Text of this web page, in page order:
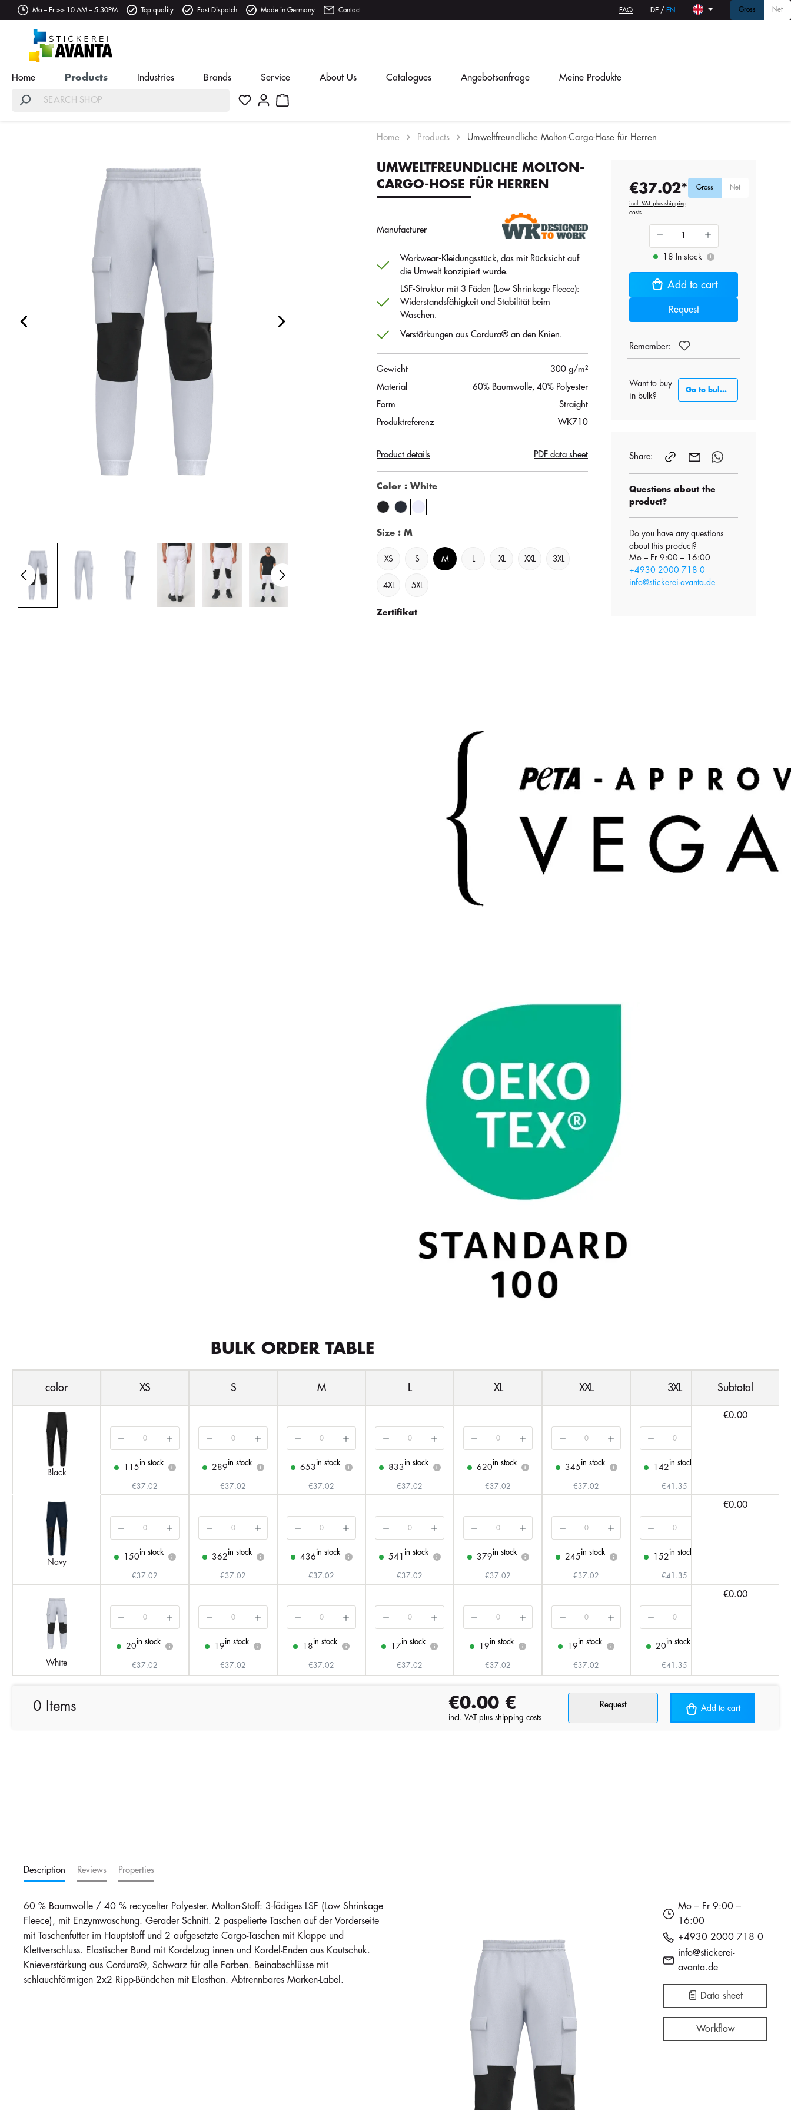
Mo – Fr >> 10 AM – 5:30PM Top quality Fast Dispatch Made in Germany Contact FAQ DE / EN Gross Net
Home Products Industries Brands Service About Us Catalogues Angebotsanfrage Meine Produkte
Home Products Umweltfreundliche Molton-Cargo-Hose für Herren
UMWELTFREUNDLICHE MOLTON-
CARGO-HOSE FÜR HERREN
Manufacturer
Workwear-Kleidungsstück, das mit Rücksicht auf
die Umwelt konzipiert wurde.
LSF-Struktur mit 3 Fäden (Low Shrinkage Fleece):
Widerstandsfähigkeit und Stabilität beim
Waschen.
Verstärkungen aus Cordura® an den Knien.
Gewicht
300 g/m²
Material
60% Baumwolle, 40% Polyester
Form
Straight
Produktreferenz
WK710
Product details PDF data sheet
Color : White
Size : M
XS S M XL XXL 3XL
4XL 5XL
Zertifikat
€37.02*
incl. VAT plus shipping
costs
Gross Net
18 In stock i
Add to cart
Request
Remember:
Want to buy
in bulk?
Go to bulk section
Share:
Questions about the
product?
Do you have any questions
about this product?
Mo – Fr 9:00 – 16:00
+4930 2000 718 0
info@stickerei-avanta.de
BULK ORDER TABLE
color XS S M L XL XXL 3XL Subtotal
Black
115
in stock
i
€37.02
289
in stock
i
€37.02
653
in stock
i
€37.02
833
in stock
i
€37.02
620
in stock
i
€37.02
345
in stock
i
€37.02
142
in stock
€41.35
€0.00
Navy
150
in stock
i
€37.02
362
in stock
i
€37.02
436
in stock
i
€37.02
541
in stock
i
€37.02
379
in stock
i
€37.02
245
in stock
i
€37.02
152
in stock
€41.35
€0.00
White
20
in stock
i
€37.02
19
in stock
i
€37.02
18
in stock
i
€37.02
17
in stock
i
€37.02
19
in stock
i
€37.02
19
in stock
i
€37.02
20
in stock
€41.35
€0.00
0 Items €0.00 €
incl. VAT plus shipping costs
Request Add to cart
Description Reviews Properties
60 % Baumwolle / 40 % recycelter Polyester. Molton-Stoff: 3-fädiges LSF (Low Shrinkage
Fleece), mit Enzymwaschung. Gerader Schnitt. 2 paspelierte Taschen auf der Vorderseite
mit Taschenfutter im Hauptstoff und 2 aufgesetzte Cargo-Taschen mit Klappe und
Klettverschluss. Elastischer Bund mit Kordelzug innen und Kordel-Enden aus Kautschuk.
Knieverstärkung aus Cordura®, Schwarz für alle Farben. Beinabschlüsse mit
schlauchförmigen 2x2 Ripp-Bündchen mit Elasthan. Abtrennbares Marken-Label.
Mo – Fr 9:00 –
16:00
+4930 2000 718 0
info@stickerei-
avanta.de
Data sheet
Workflow